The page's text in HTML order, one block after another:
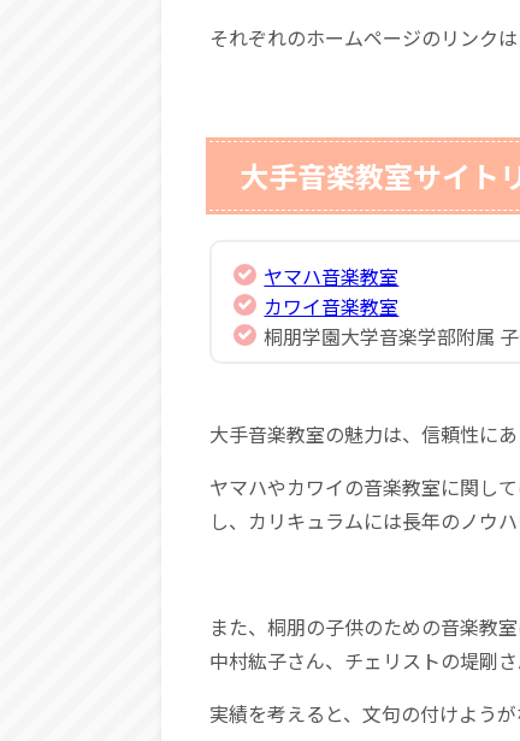
それぞれのホームページのリンクは
大手音楽教室サイト
ヤマハ音楽教室
カワイ音楽教室
桐朋学園大学音楽学部附属
大手音楽教室の魅力は、信頼性に
ヤマハやカワイの音楽教室に関し
し、カリキュラムには長年のノウ
また、桐朋の子供のための音楽教
中村紘子さん、チェリストの堤剛
実績を考えると、文句の付けよう